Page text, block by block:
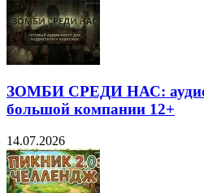
ЗОМБИ СРЕДИ НАС:
большой компании 12+
14.07.2026